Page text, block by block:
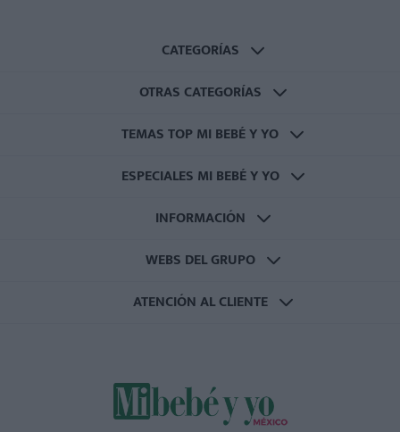
CATEGORÍAS
OTRAS CATEGORÍAS
TEMAS TOP MI BEBÉ Y YO
ESPECIALES MI BEBÉ Y YO
INFORMACIÓN
WEBS DEL GRUPO
ATENCIÓN AL CLIENTE